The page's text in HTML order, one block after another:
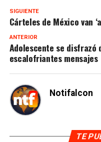
SIGUIENTE
Cárteles de México van
ANTERIOR
Adolescente se disfrazó
escalofriantes mensajes
Notifalcon
TE